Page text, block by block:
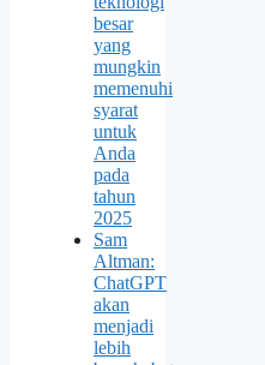
besar
yang
mungkin
memenuhi
syarat
untuk
Anda
pada
tahun
2025
Sam
Altman:
ChatGPT
akan
menjadi
lebih